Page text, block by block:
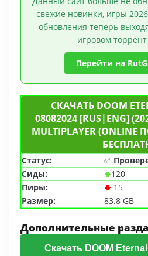
свежие новинки, игры
обновления теперь
игровом
Перейти на
СКАЧАТЬ DOOM
08082024 [RUS|ENG]
MULTIPLAYER (ONLINE
Статус: ✅
Сиды:
120
Пиры:
15
Размер:
83.8 GB
Дополнительные
Скачать DOOM